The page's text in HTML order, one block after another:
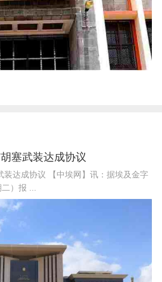
塞武装达成协议
装达成协议 【中埃网】讯：据埃及金字
）报 ...